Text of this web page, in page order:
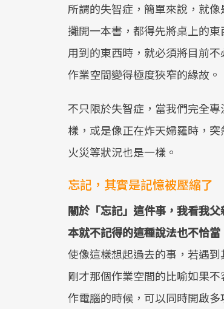
所謂的失智症，簡單來說，就
攤開一本書，都得先將桌上的
用到的東西時，就必須將目前
作業空間變得極度狹窄的緣故。
不只限於失智症，當我們完全
樣，或是像正在炸天婦羅時，
火災等狀況也是一樣。
忘記，其實是記憶被壓縮了
關於「忘記」這件事，我看我
本就不記得的這種說法也不恰當
使像這樣想起過去的事，若遇
剛才那個作業空間的比喻如果
作電腦的時候，可以同時開啟